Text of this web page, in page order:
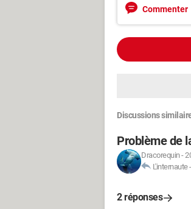
Commenter
Discussions
Problème de
Dracorequin-
L'internaute-
2 réponses